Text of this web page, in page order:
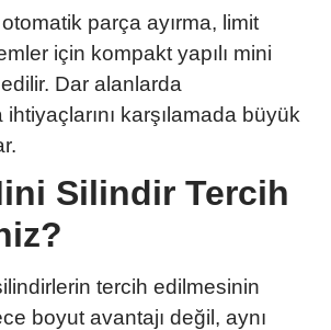
parça ayırma, limit
için kompakt yapılı mini
Dar alanlarda
karşılamada büyük
Silindir Tercih
tercih edilmesinin
boyut avantajı değil, aynı